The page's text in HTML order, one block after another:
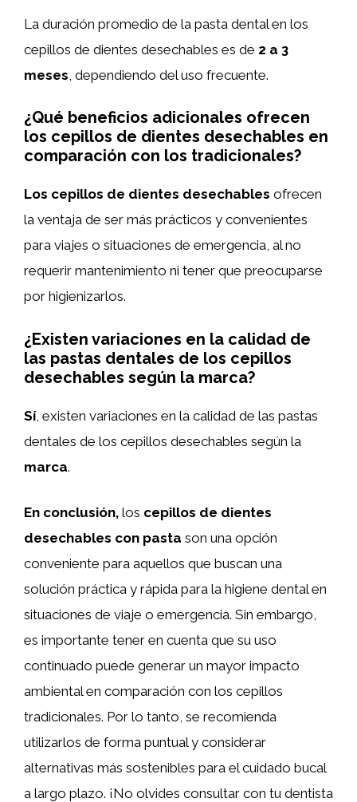
La duración promedio de la pasta dental en los
cepillos de dientes desechables es de 2 a 3
meses , dependiendo del uso frecuente.
¿Qué beneficios adicionales ofrecen
los cepillos de dientes desechables en
comparación con los tradicionales?
Los cepillos de dientes desechables ofrecen
la ventaja de ser más prácticos y convenientes
para viajes o situaciones de emergencia, al no
requerir mantenimiento ni tener que preocuparse
por higienizarlos.
¿Existen variaciones en la calidad de
las pastas dentales de los cepillos
desechables según la marca?
Sí, existen variaciones en la calidad de las pastas
dentales de los cepillos desechables según la
marca.
En conclusión, los cepillos de dientes
desechables con pasta son una opción
conveniente para aquellos que buscan una
solución práctica y rápida para la higiene dental en
situaciones de viaje o emergencia. Sin embargo,
es importante tener en cuenta que su uso
continuado puede generar un mayor impacto
ambiental en comparación con los cepillos
tradicionales. Por lo tanto, se recomienda
utilizarlos de forma puntual y considerar
alternativas más sostenibles para el cuidado bucal
a largo plazo. ¡No olvides consultar con tu dentista